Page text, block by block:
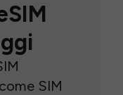
SIM